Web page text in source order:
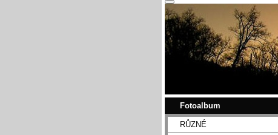
Fotoalbum
RŮZNÉ